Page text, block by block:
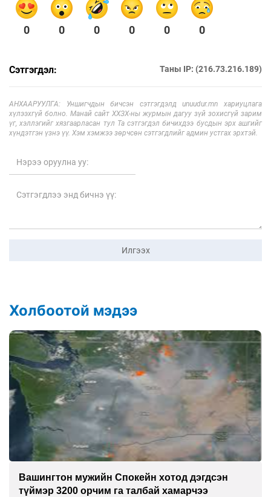
0 0 0 0 0 0
Сэтгэгдэл: Таны IP: (216.73.216.189)
АНХААРУУЛГА: Уншигчдын бичсэн сэтгэгдэлд unuudur.mn хариуцлага
хүлээхгүй болно. Манай сайт ХХЗХ-ны журмын дагуу зүй зохисгүй зарим
үг, хэллэгийг хязгаарласан тул Та сэтгэгдэл бичихдээ бусдын эрх ашгийг
хүндэтгэн үзнэ үү. Хэм хэмжээ зөрчсөн сэтгэгдлийг админ устгах эрхтэй.
Илгээх
Холбоотой мэдээ
Вашингтон мужийн Спокейн хотод дэгдсэн
түймэр 3200 орчим га талбай хамарчээ